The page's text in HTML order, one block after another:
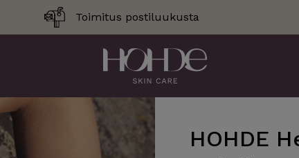
Toimitus postiluukusta
HOHDE